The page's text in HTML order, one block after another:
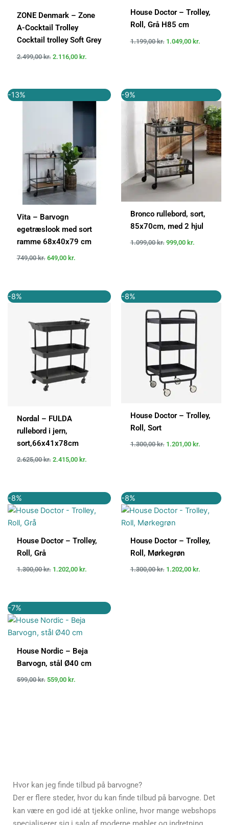
ZONE Denmark – Zone
A-Cocktail Trolley
Cocktail trolley Soft Grey
2.499,00kr. 2.116,00 kr.
House Doctor – Trolley,
Roll, Grå H85 cm
1.199,00kr. 1.049,00 kr.
-13%
Vita – Barvogn
egetræslook med sort
ramme 68x40x79 cm
749,00kr.
oprindelige
649,00 kr.
aktuelle
pris
-9%
Bronco rullebord, sort,
85x70cm, med 2 hjul
1.099,00kr.
oprindelige
pris
var:
1.099,00 kr..
999,00 kr.
aktuelle
pris
er:
999,00 kr..
-8%
Nordal – FULDA
rullebord i jern,
sort,66x41x78cm
2.625,00kr.
oprindelige
var:
2.625,00 kr..
2.415,00 kr.
aktuelle
er:
2.415,00 kr..
-8%
House Doctor – Trolley,
Roll, Sort
1.300,00kr.
oprindelige
var:
1.201,00 kr.
aktuelle
-8%
House Doctor – Trolley,
Roll, Grå
1.300,00kr.
oprindelige
pris
1.202,00 kr.
aktuelle
pris
-8%
House Doctor – Trolley,
Roll, Mørkegrøn
1.300,00kr.
oprindelige
pris
var:
1.202,00 kr.
aktuelle
pris
-7%
House Nordic – Beja
Barvogn, stål Ø40 cm
599,00kr.
oprindelige
pris
var:
559,00 kr.
aktuelle
pris
er:
Hvor kan jeg finde tilbud på barvogne?
Der er flere steder, hvor du kan finde tilbud på barvogne. Det
kan være en god idé at tjekke online, hvor mange webshops